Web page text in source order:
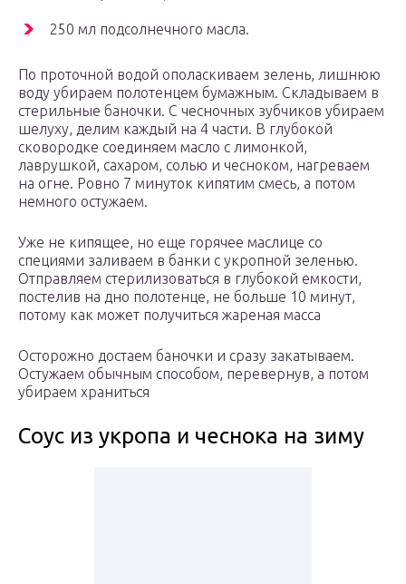
250 мл подсолнечного масла.
По проточной водой ополаскиваем зелень, лишнюю
воду убираем полотенцем бумажным. Складываем в
стерильные баночки. С чесночных зубчиков убираем
шелуху, делим каждый на 4 части. В глубокой
сковородке соединяем масло с лимонкой,
лаврушкой, сахаром, солью и чесноком, нагреваем
на огне. Ровно 7 минуток кипятим смесь, а потом
немного остужаем.
Уже не кипящее, но еще горячее маслице со
специями заливаем в банки с укропной зеленью.
Отправляем стерилизоваться в глубокой емкости,
постелив на дно полотенце, не больше 10 минут,
потому как может получиться жареная масса
Осторожно достаем баночки и сразу закатываем.
Остужаем обычным способом, перевернув, а потом
убираем храниться
Соус из укропа и чеснока на зиму